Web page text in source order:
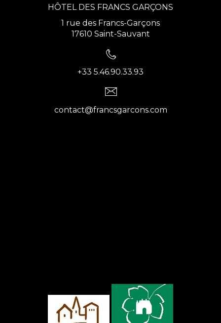
HÔTEL DES FRANCS GARÇONS
1 rue des Francs-Garçons
17610 Saint-Sauvant
+33 5.46.90.33.93
contact@francsgarcons.com